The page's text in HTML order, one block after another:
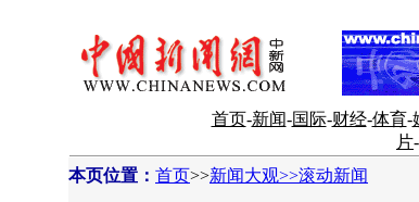
首页-新闻-国际-财经-体育-
片-
本页位置： 首页>>新闻大观>>滚动新闻